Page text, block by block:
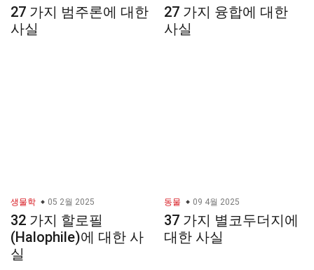
27 가지 범주론에 대한
사실
27 가지 융합에 대한
사실
생물학 05 2월 2025
32 가지 할로필
(Halophile)에 대한 사
실
동물 09 4월 2025
37 가지 별코두더지에
대한 사실